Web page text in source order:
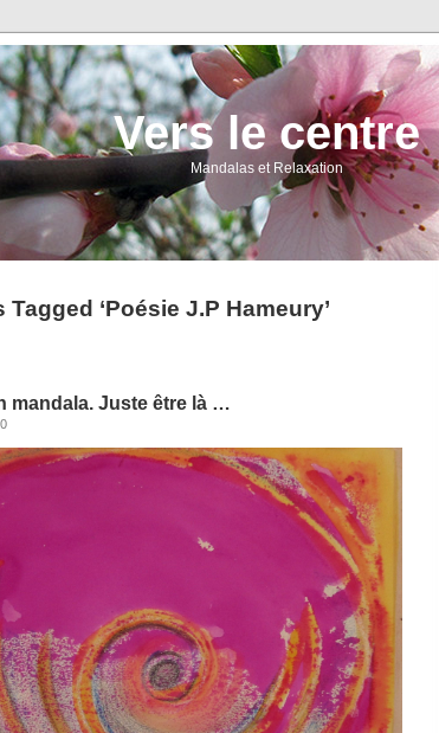
Vers le centre
Mandalas et Relaxation
Tagged ‘Poésie J.P Hameury’
mandala. Juste être là …